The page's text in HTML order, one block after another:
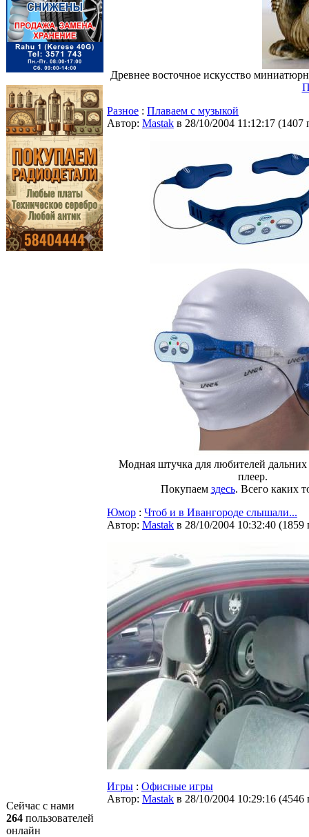
Сейчас с нами
264 пользователей
онлайн
Древнее восточное искусство
Разное : Плаваем с музыкой
Автор: Мastak в 28/10/2004 11:12:17 (1407
Модная штучка для любителей
плеер.
Покупаем здесь. Всего каких
Юмор : Чтоб и в Ивангороде слышали...
Автор: Мastak в 28/10/2004 10:32:40 (1859
Игры : Офисные игры
Автор: Мastak в 28/10/2004 10:29:16 (4546